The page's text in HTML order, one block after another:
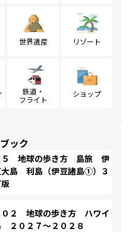
世界遺産 リゾート
鉄道・
フライト
ショップ
ック
５ 地球の歩き方 島旅 伊
大島 利島（伊豆諸島①）３
０２ 地球の歩き方 ハワイ
２０２７～２０２８